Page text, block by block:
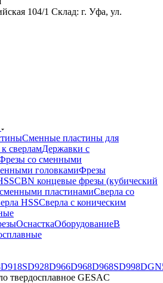
104/1 Склад: г. Уфа, ул.
Сменные пластины для
сверламДержавки с
со сменными
головкамиФрезы
CBN концевые фрезы (кубический
пластинамиСверла со
HSSСверла с коническим
ОснасткаОборудованиеВ
D918SD928D966D968D968SD998
твердосплавное GESAC